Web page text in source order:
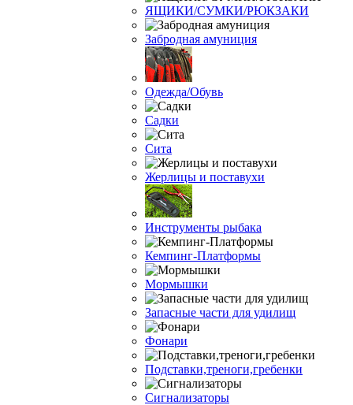
ЯЩИКИ/СУМКИ/РЮКЗАКИ
Забродная амуниция
Одежда/Обувь
Садки
Сита
Жерлицы и поставухи
Инструменты рыбака
Кемпинг-Платформы
Мормышки
Запасные части для удилищ
Фонари
Подставки,треноги,гребенки
Сигнализаторы